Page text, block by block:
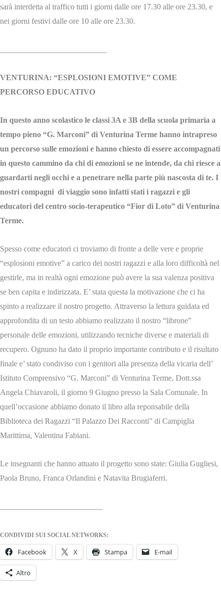
sarà interdetta al traffico tutti i giorni dalle ore 17.30 alle ore 23.30, e
nei giorni festivi dalle ore 10 alle ore 23.30.
VENTURINA: “ESPLOSIONI EMOTIVE” COME
PERCORSO EDUCATIVO
In questo anno scolastico le classi 3A e 3B della scuola primaria a
tempo pieno “G. Marconi” di Venturina Terme hanno intrapreso
un percorso sulle emozioni e hanno chiesto di essere accompagnati
in questo cammino da chi di emozioni se ne intende, da chi riesce a
guardarti negli occhi e a penetrare nella parte più nascosta di te. I
nostri compagni di viaggio sono infatti stati i ragazzi e gli
educatori del centro socio-terapeutico “Fior di Loto” di Venturina
Terme.
Spesso come educatori ci troviamo di fronte a delle vere e proprie
“esplosioni emotive” a carico dei nostri ragazzi e alla loro difficoltà nel
gestirle, ma in realtà ogni emozione può avere la sua valenza positiva
se ben capita e indirizzata. E’ stata questa la motivazione che ci ha
spinto a realizzare il nostro progetto. Attraverso la lettura guidata ed
approfondita di un testo abbiamo realizzato il nostro “librone”
personale delle emozioni, utilizzando tecniche diverse e materiali di
recupero. Ognuno ha dato il proprio importante contributo e il risultato
finale e’ stato condiviso con i genitori alla presenza della vicaria dell’
Istituto Comprensivo “G. Marconi” di Venturina Terme, Dott.ssa
Angela Chiavaroli, il giorno 9 Giugno presso la Sala Comunale. In
quell’occasione abbiamo donato il libro alla reponsabile della
Biblioteca dei Ragazzi “Il Palazzo Dei Racconti” di Campiglia
Marittima, Valentina Fabiani.
Le insegnanti che hanno attuato il progetto sono state: Giulia Gugliesi,
Paola Bruno, Franca Orlandini e Natavita Brugiaferri.
CONDIVIDI SUI SOCIAL NETWORKS:
Facebook X Stampa E-mail
Altro